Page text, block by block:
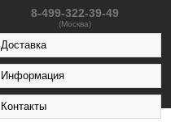
8-499-322-39-49
(Москва)
Доставка
Информация
Контакты